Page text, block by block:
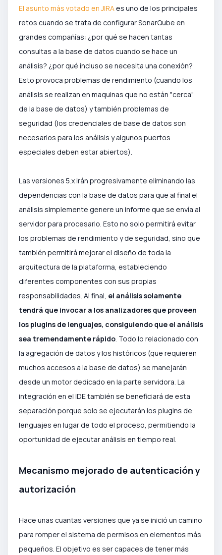
El asunto más votado en JIRA es uno de los principales
retos cuando se trata de configurar SonarQube en
grandes compañías: ¿por qué se hacen tantas
consultas a la base de datos cuando se hace un
análisis? ¿por qué incluso se necesita una conexión?
Esto provoca problemas de rendimiento (cuando los
análisis se realizan en maquinas que no están "cerca"
de la base de datos) y también problemas de
seguridad (los credenciales de base de datos son
necesarios para los análisis y algunos puertos
especiales deben estar abiertos).
Las versiones 5.x irán progresivamente eliminando las
dependencias con la base de datos para que al final el
análisis simplemente genere un informe que se envía al
servidor para procesarlo. Esto no solo permitirá evitar
los problemas de rendimiento y de seguridad, sino que
también permitirá mejorar el diseño de toda la
arquitectura de la plataforma, estableciendo
diferentes componentes con sus propias
responsabilidades. Al final, el análisis solamente
tendrá que invocar a los analizadores que proveen
los plugins de lenguajes, consiguiendo que el análisis
sea tremendamente rápido. Todo lo relacionado con
la agregación de datos y los históricos (que requieren
muchos accesos a la base de datos) se manejarán
desde un motor dedicado en la parte servidora. La
integración en el IDE también se beneficiará de esta
separación porque solo se ejecutarán los plugins de
lenguajes en lugar de todo el proceso, permitiendo la
oportunidad de ejecutar análisis en tiempo real.
Mecanismo mejorado de autenticación y
autorización
Hace unas cuantas versiones que ya se inició un camino
para romper el sistema de permisos en elementos más
pequeños. El objetivo es ser capaces de tener más